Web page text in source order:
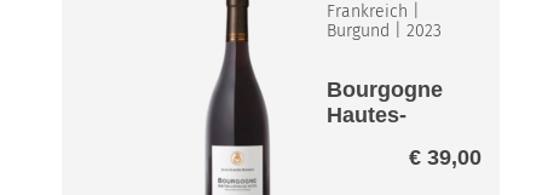
Frankreich
Burgund
|2023
Bourgogne
Hautes-
€39,00